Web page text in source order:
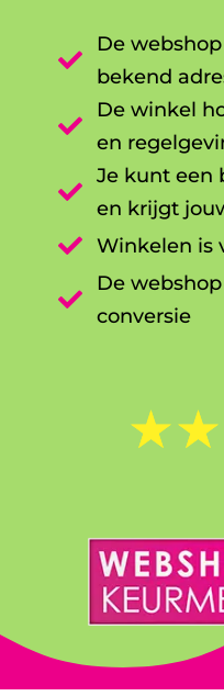

De
bekend

De winkel
en

Je kunt een
en krijgt

Winkelen is

De
conversie
☆☆